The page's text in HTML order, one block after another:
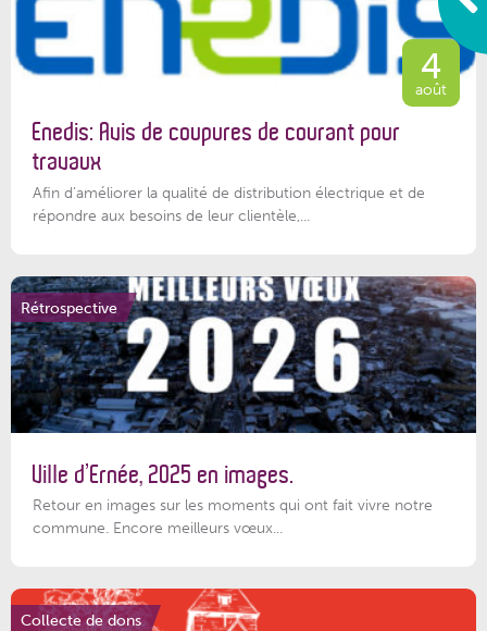
4
août
Enedis: Avis de coupures de courant pour
travaux
Afin d’améliorer la qualité de distribution électrique et de
répondre aux besoins de leur clientèle,...
Rétrospective
Ville d’Ernée, 2025 en images.
Retour en images sur les moments qui ont fait vivre notre
commune. Encore meilleurs vœux...
Collecte de dons